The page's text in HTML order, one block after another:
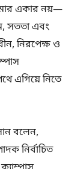
একার নয়—
সততা এবং
নিরপেক্ষ ও
এগিয়ে নিতে
বলেন,
নির্বাচিত